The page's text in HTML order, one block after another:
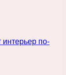
интерьер по-